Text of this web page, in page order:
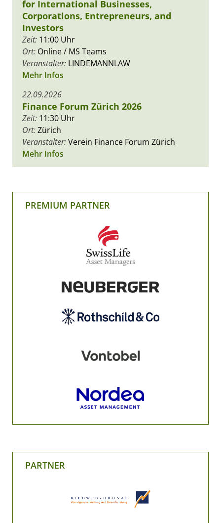
for International Businesses,
Corporations, Entrepreneurs, and
Investors
Zeit: 11:00 Uhr
Ort: Online / MS Teams
Veranstalter: LINDEMANNLAW
Mehr Infos
22.09.2026
Finance Forum Zürich 2026
Zeit: 11:30 Uhr
Ort:Zürich
Veranstalter:Verein Finance Forum Zürich
Mehr Infos
PREMIUM PARTNER
PARTNER